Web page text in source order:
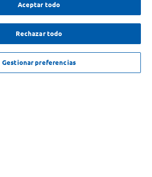
Aceptar todo
Rechazar todo
Gestionar preferencias